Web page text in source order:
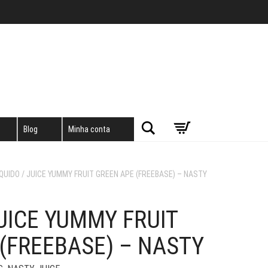
Blog Minha conta Pesquisar
/ JUICE YUMMY FRUIT GREEN APE (FREEBASE) – NASTY
YUMMY FRUIT
– NASTY